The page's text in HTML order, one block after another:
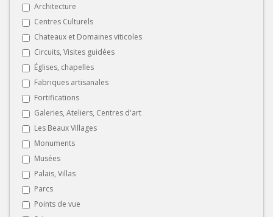
Architecture
Centres Culturels
Chateaux et Domaines viticoles
Circuits, Visites guidées
Églises, chapelles
Fabriques artisanales
Fortifications
Galeries, Ateliers, Centres d'art
Les Beaux Villages
Monuments
Musées
Palais, Villas
Parcs
Points de vue